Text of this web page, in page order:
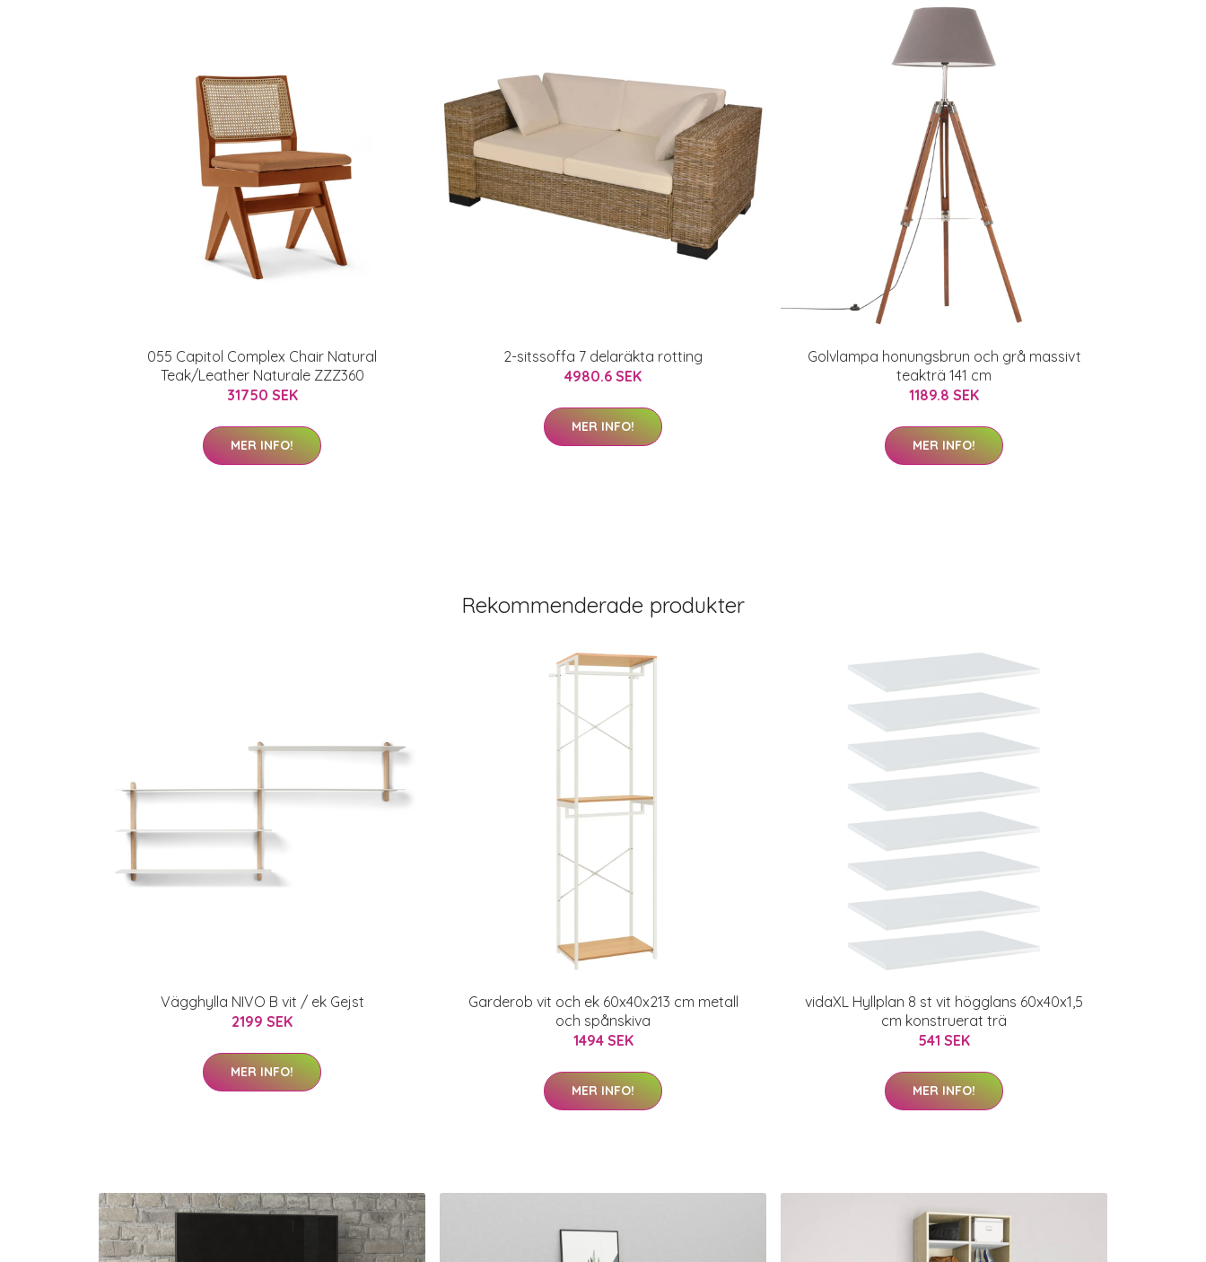
055 Capitol Complex Chair Natural
Teak/Leather Naturale ZZZ360
31750 SEK
MER INFO!
2-sitssoffa 7 delaräkta rotting
4980.6 SEK
MER INFO!
Golvlampa honungsbrun och grå massivt
teakträ 141 cm
1189.8 SEK
MER INFO!
Rekommenderade produkter
Vägghylla NIVO B vit / ek Gejst
2199 SEK
MER INFO!
Garderob vit och ek 60x40x213 cm metall
och spånskiva
1494 SEK
MER INFO!
vidaXL Hyllplan 8 st vit högglans 60x40x1,5
cm konstruerat trä
541 SEK
MER INFO!